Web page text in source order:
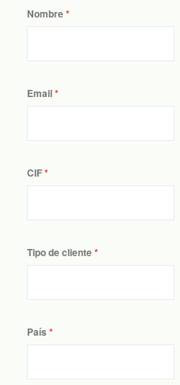
Nombre
Email
CIF
Tipo de cliente
País